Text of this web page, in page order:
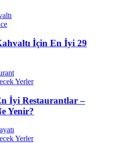
İçin En İyi 29
Yerler
İyi Restaurantlar –
Yenir?
Yerler